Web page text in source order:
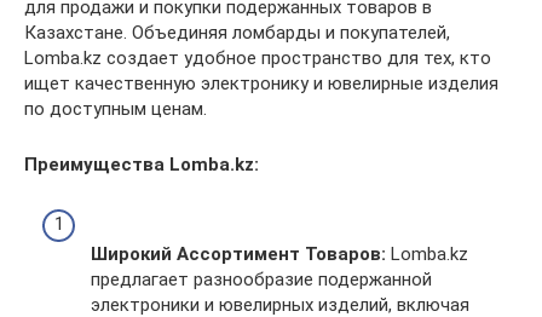
для продажи и покупки подержанных товаров в
Казахстане. Объединяя ломбарды и покупателей,
Lomba.kz создает удобное пространство для тех, кто
ищет качественную электронику и ювелирные изделия
по доступным ценам.
Преимущества Lomba.kz:
Широкий Ассортимент Товаров: Lomba.kz
предлагает разнообразие подержанной
электроники и ювелирных изделий, включая